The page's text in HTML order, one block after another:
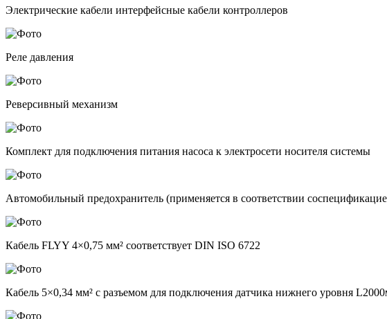
Электрические кабели интерфейсные кабели контроллеров
Реле давления
Реверсивный механизм
Комплект для подключения питания насоса к электросети носителя системы
Автомобильный предохранитель (применяется в соответствии
Кабель FLYY 4×0,75 мм² соответствует DIN ISO 6722
Кабель 5×0,34 мм² с разъемом для подключения датчика нижнего уровня